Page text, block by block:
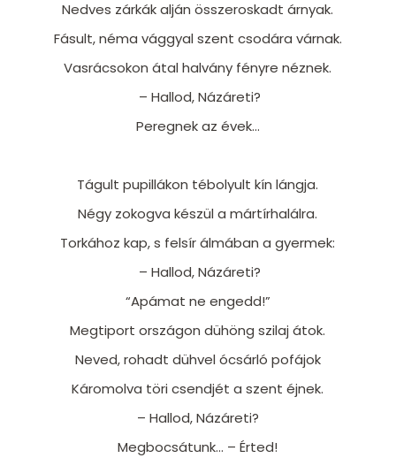
Nedves zárkák alján összeroskadt árnyak.
Fásult, néma vággyal szent csodára várnak.
Vasrácsokon átal halvány fényre néznek.
– Hallod, Názáreti?
Peregnek az évek...
Tágult pupillákon tébolyult kín lángja.
Négy zokogva készül a mártírhalálra.
Torkához kap, s felsír álmában a gyermek:
– Hallod, Názáreti?
“Apámat ne engedd!”
Megtiport országon dühöng szilaj átok.
Neved, rohadt dühvel ócsárló pofájok
Káromolva töri csendjét a szent éjnek.
– Hallod, Názáreti?
Megbocsátunk... – Érted!